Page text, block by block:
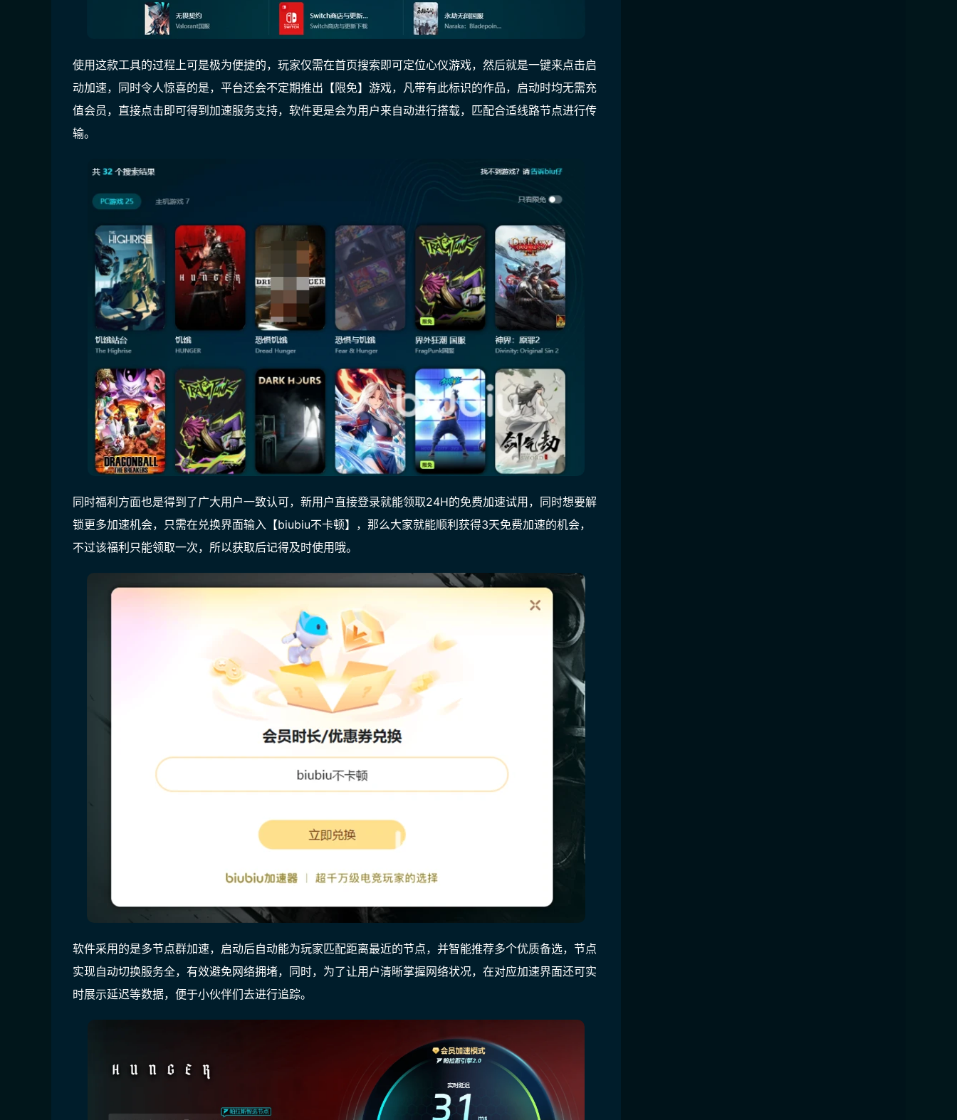
使用这款工具的过程上可是极为便捷的，玩家仅需在首页搜索即可定位心仪游戏，然后就是一键来点击启
动加速，同时令人惊喜的是，平台还会不定期推出【限免】游戏，凡带有此标识的作品，启动时均无需充
值会员，直接点击即可得到加速服务支持，软件更是会为用户来自动进行搭载，匹配合适线路节点进行传
输。
同时福利方面也是得到了广大用户一致认可， 新用户直接登录就能领取24H的免费加速试用，同时想要解
锁更多加速机会，只需在兑换界面输入【biubiu不卡顿】，那么大家就能顺利获得3天免费加速的机会，
不过该福利只能领取一次，所以获取后记得及时使用哦。
软件采用的是多节点群加速，启动后自动能为玩家匹配距离最近的节点，并智能推荐多个优质备选，节点
实现自动切换服务全，有效避免网络拥堵，同时，为了让用户清晰掌握网络状况，在对应加速界面还可实
时展示延迟等数据，便于小伙伴们去进行追踪。